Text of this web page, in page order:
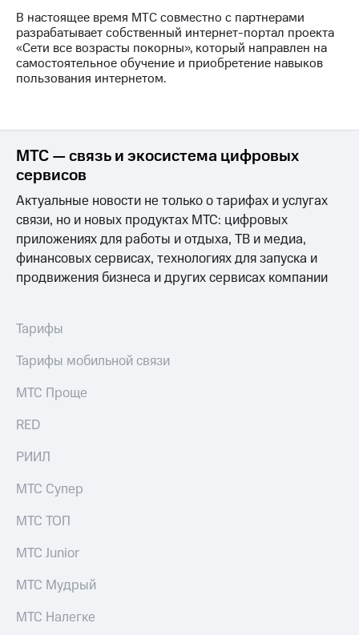
Описание
Еврооблигации-2023
Уведомление
о
погашении
Регистратор
Реквизиты
Контакты
развитие
деловая этика
На главную
В настоящее время МТС совместно с партнерами
разрабатывает собственный интернет-портал проекта
«Сети все возрасты покорны», который направлен на
самостоятельное обучение и приобретение навыков
пользования интернетом.
МТС — связь и экосистема цифровых
сервисов
Актуальные новости не только о тарифах и услугах
связи, но и новых продуктах МТС: цифровых
приложениях для работы и отдыха, ТВ и медиа,
финансовых сервисах, технологиях для запуска и
продвижения бизнеса и других сервисах компании
Тарифы
Тарифы мобильной связи
МТС Проще
RED
РИИЛ
МТС Супер
МТС ТОП
МТС Junior
МТС Мудрый
МТС Налегке